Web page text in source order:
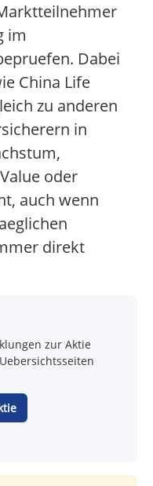
im
Dabei
China Life
zu anderen
in
oder
auch wenn
direkt
zur Aktie